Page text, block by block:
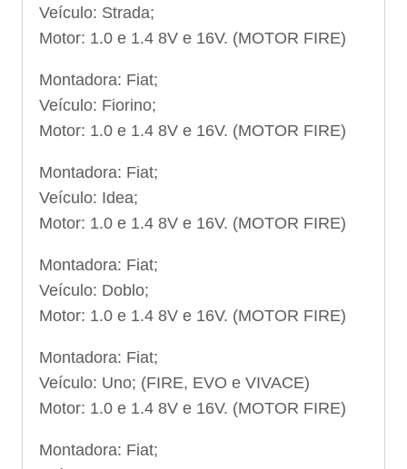
Veículo: Strada;
Motor: 1.0 e 1.4 8V e 16V. (MOTOR FIRE)
Montadora: Fiat;
Veículo: Fiorino;
Motor: 1.0 e 1.4 8V e 16V. (MOTOR FIRE)
Montadora: Fiat;
Veículo: Idea;
Motor: 1.0 e 1.4 8V e 16V. (MOTOR FIRE)
Montadora: Fiat;
Veículo: Doblo;
Motor: 1.0 e 1.4 8V e 16V. (MOTOR FIRE)
Montadora: Fiat;
Veículo: Uno; (FIRE, EVO e VIVACE)
Motor: 1.0 e 1.4 8V e 16V. (MOTOR FIRE)
Montadora: Fiat;